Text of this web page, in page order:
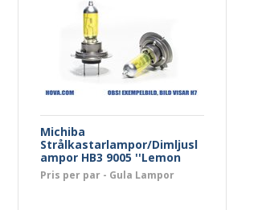
Michiba
Strålkastarlampor/Dimljusl
ampor HB3 9005 ''Lemon
Yellow''
Pris per par - Gula Lampor